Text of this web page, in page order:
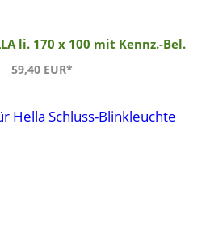
li. 170 x 100 mit Kennz.-Bel.
59,40 EUR*